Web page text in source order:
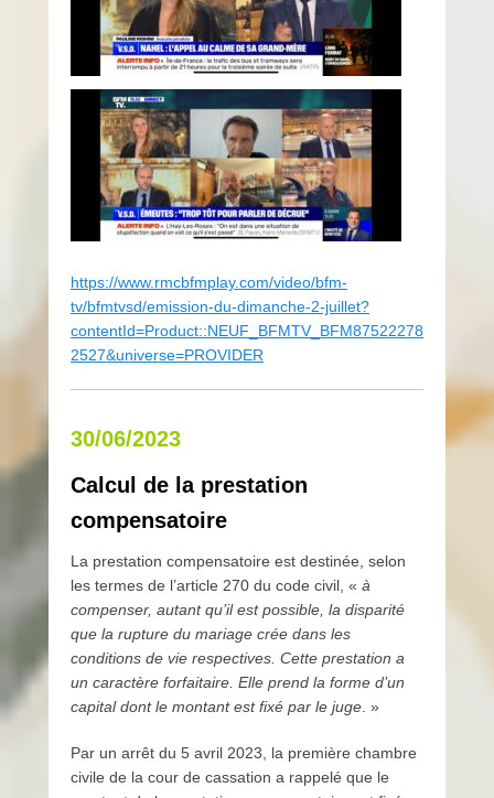
https://www.rmcbfmplay.com/video/bfm-
tv/bfmtvsd/emission-du-dimanche-2-juillet?
contentId=Product::NEUF_BFMTV_BFM87522278
2527&universe=PROVIDER
30/06/2023
Calcul de la prestation
compensatoire
La prestation compensatoire est destinée, selon
les termes de l’article 270 du code civil, « à
compenser, autant qu’il est possible, la disparité
que la rupture du mariage crée dans les
conditions de vie respectives. Cette prestation a
un caractère forfaitaire. Elle prend la forme d’un
capital dont le montant est fixé par le juge . »
Par un arrêt du 5 avril 2023, la première chambre
civile de la cour de cassation a rappelé que le